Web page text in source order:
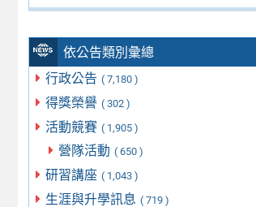
依公告類別彙總
行政公告 ( 7,180 )
得獎榮譽 ( 302 )
活動競賽 ( 1,905 )
營隊活動 ( 650 )
研習講座 ( 1,043 )
生涯與升學訊息 ( 719 )